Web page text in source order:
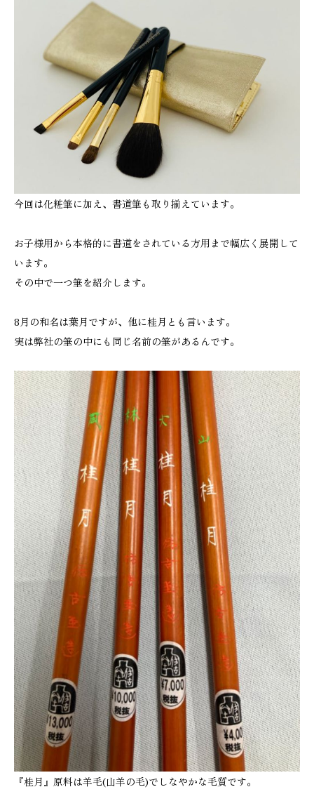
今回は化粧筆に加え、書道筆も取り揃えています。
お子様用から本格的に書道をされている方用まで幅広く展開して
います。
その中で一つ筆を紹介します。
8月の和名は葉月ですが、他に桂月とも言います。
実は弊社の筆の中にも同じ名前の筆があるんです。
『桂月』原料は羊毛(山羊の毛)でしなやかな毛質です。